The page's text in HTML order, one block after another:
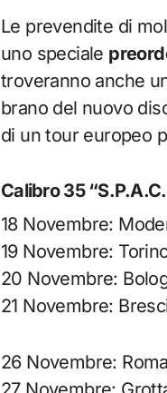
Le prevendite di
uno speciale
troveranno anche
brano del nuovo
di un tour europeo
Calibro 35
18 Novembre:
19 Novembre:
20 Novembre:
21 Novembre:
26 Novembre: